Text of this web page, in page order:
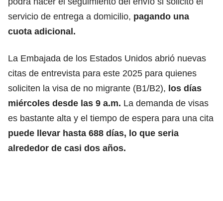
servicio de entrega a domicilio, pagando una
cuota adicional.
La Embajada de los Estados Unidos abrió nuevas
citas de entrevista para este 2025 para quienes
soliciten la visa de no migrante (B1/B2), los días
miércoles desde las 9 a.m. La demanda de visas
es bastante alta y el tiempo de espera para una cita
puede llevar hasta 688 días, lo que seria
alrededor de casi dos años.